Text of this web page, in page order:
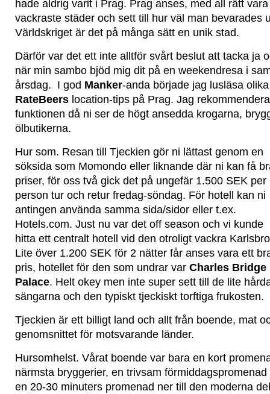
hade aldrig varit i Prag. Prag anses, med all rätt
vackraste städer och sett till hur väl man bevarades
Världskriget är det på många sätt en unik stad.
Därför var det ett inte alltför svårt beslut att tacka ja
när min sambo bjöd mig dit på en weekendresa i
årsdag. I god Manker-anda började jag lusläsa
RateBeers location-tips på Prag. Jag
funktionen då ni ser de högt ansedda krogarna,
ölbutikerna.
Hur som. Resan till Tjeckien gör ni lättast genom en
söksida som Momondo eller liknande där ni kan få
priser, för oss två gick det på ungefär 1.500 SEK per
person tur och retur fredag-söndag. För hotell kan ni
antingen använda samma sida/sidor eller t.ex.
Hotels.com. Just nu var det off season och vi kunde
hitta ett centralt hotell vid den otroligt vackra
Lite över 1.200 SEK för 2 nätter får anses vara ett
pris, hotellet för den som undrar var Charles Bridge
Palace. Helt okey men inte super sett till de lite
sängarna och den typiskt tjeckiskt torftiga frukosten.
Tjeckien är ett billigt land och allt från boende, mat
genomsnittet för motsvarande länder.
Hursomhelst. Vårat boende var bara en kort
närmsta bryggerier, en trivsam
en 20-30 minuters promenad ner till den moderna